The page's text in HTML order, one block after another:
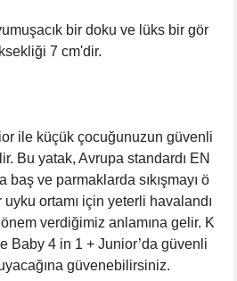
bir doku ve lüks bir gör
7 cm'dir.
ile küçük çocuğunuzun güvenli
Bu yatak, Avrupa standardı EN
ve parmaklarda sıkışmayı ö
ortamı için yeterli havalandı
verdiğimiz anlamına gelir. K
Baby 4 in 1 + Junior’da güvenli
güvenebilirsiniz.